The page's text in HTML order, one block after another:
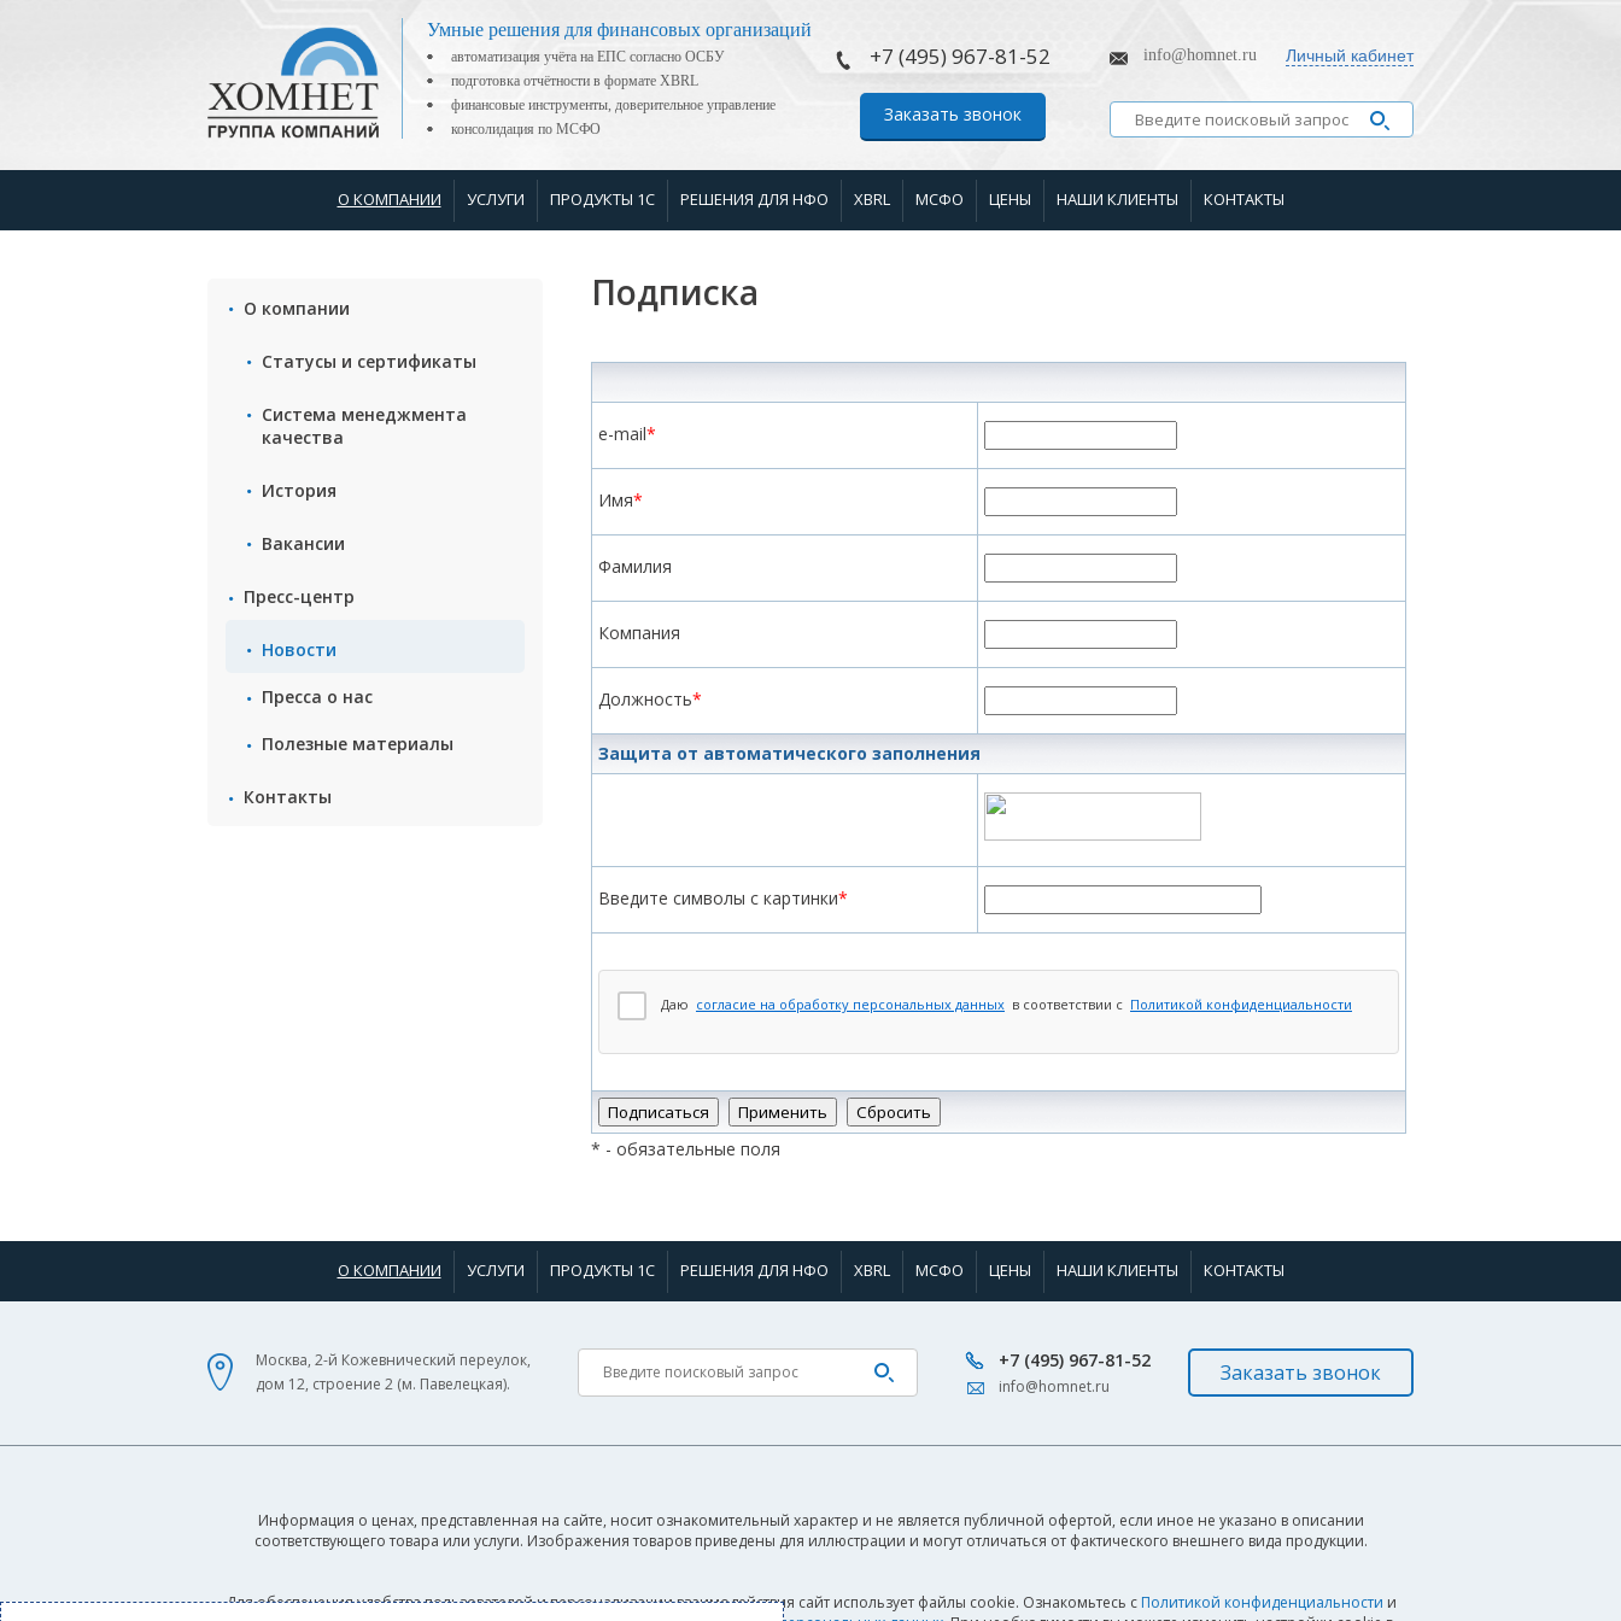
Умные решения для финансовых организаций
автоматизация учёта на ЕПС согласно ОСБУ
подготовка отчётности в формате XBRL
финансовые инструменты, доверительное управление
консолидация по МСФО
+7 (495) 967-81-52
Заказать звонок
info@homnet.ru Личный кабинет
О КОМПАНИИ УСЛУГИ ПРОДУКТЫ 1С РЕШЕНИЯ ДЛЯ НФО XBRL МСФО ЦЕНЫ НАШИ КЛИЕНТЫ КОНТАКТЫ
О компании
Статусы и сертификаты
Система менеджмента
качества
История
Вакансии
Пресс-центр
Новости
Пресса о нас
Полезные материалы
Контакты
Подписка
e-mail*
Имя*
Фамилия
Компания
Должность*
Защита от автоматического заполнения
Введите символы с картинки*
Даю согласие на обработку персональных данных в соответствии с Политикой конфиденциальности
* - обязательные поля
О КОМПАНИИ УСЛУГИ ПРОДУКТЫ 1С РЕШЕНИЯ ДЛЯ НФО XBRL МСФО ЦЕНЫ НАШИ КЛИЕНТЫ КОНТАКТЫ
Москва, 2-й Кожевнический переулок,
дом 12, строение 2 (м. Павелецкая).
+7 (495) 967-81-52
info@homnet.ru
Заказать звонок
Информация о ценах, представленная на сайте, носит ознакомительный характер и не является публичной офертой, если иное не указано в описании
соответствующего товара или услуги. Изображения товаров приведены для иллюстрации и могут отличаться от фактического внешнего вида продукции.
Для обеспечения удобства пользователей и персонализации взаимодействия сайт использует файлы cookie. Ознакомьтесь с Политикой конфиденциальности и